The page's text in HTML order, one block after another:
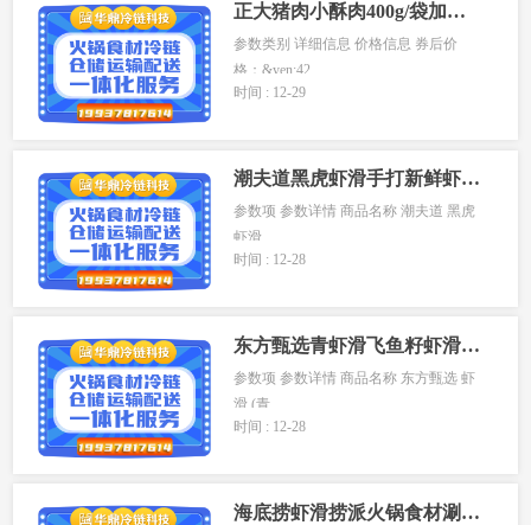
正大猪肉小酥肉400g/袋加热即食半成品空气炸锅小食
参数类别 详细信息 价格信息 券后价
格：&yen;42...
时间 : 12-29
潮夫道黑虎虾滑手打新鲜虾滑低脂虾饼虾滑火锅食材120g*6
参数项 参数详情 商品名称 潮夫道 黑虎
虾滑 ...
时间 : 12-28
东方甄选青虾滑飞鱼籽虾滑虾丸虾肉虾球麻辣烫火锅食材冷冻半成品
参数项 参数详情 商品名称 东方甄选 虾
滑 (青...
时间 : 12-28
海底捞虾滑捞派火锅食材涮品挤袋虾仁虾饼青虾麻辣烫冷冻早餐100g